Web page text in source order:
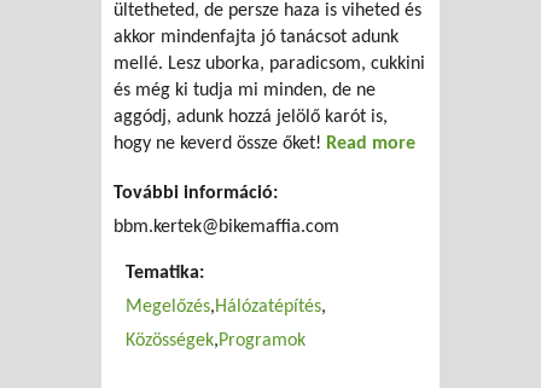
ültetheted, de persze haza is viheted és
akkor mindenfajta jó tanácsot adunk
mellé. Lesz uborka, paradicsom, cukkini
és még ki tudja mi minden, de ne
aggódj, adunk hozzá jelölő karót is,
hogy ne keverd össze őket! Read more
További információ:
bbm.kertek@bikemaffia.com
Tematika:
Megelőzés Hálózatépítés
Közösségek Programok